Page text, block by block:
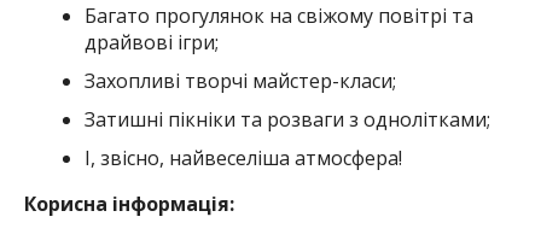
Багато прогулянок на свіжому повітрі та
драйвові ігри;
Захопливі творчі майстер-класи;
Затишні пікніки та розваги з однолітками;
І, звісно, найвеселіша атмосфера!
Корисна інформація: